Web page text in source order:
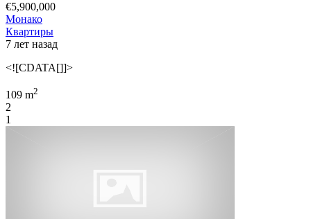
€5,900,000
Монако
Квартиры
7 лет назад
<![CDATA[]]>
109 m2
2
1